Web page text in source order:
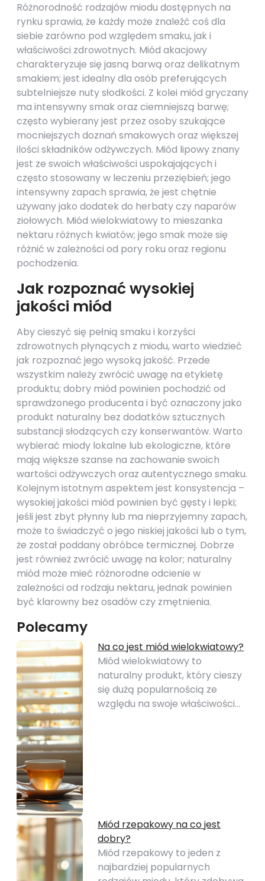
Różnorodność rodzajów miodu dostępnych na
rynku sprawia, że każdy może znaleźć coś dla
siebie zarówno pod względem smaku, jak i
właściwości zdrowotnych. Miód akacjowy
charakteryzuje się jasną barwą oraz delikatnym
smakiem; jest idealny dla osób preferujących
subtelniejsze nuty słodkości. Z kolei miód gryczany
ma intensywny smak oraz ciemniejszą barwę;
często wybierany jest przez osoby szukające
mocniejszych doznań smakowych oraz większej
ilości składników odżywczych. Miód lipowy znany
jest ze swoich właściwości uspokajających i
często stosowany w leczeniu przeziębień; jego
intensywny zapach sprawia, że jest chętnie
używany jako dodatek do herbaty czy naparów
ziołowych. Miód wielokwiatowy to mieszanka
nektaru różnych kwiatów; jego smak może się
różnić w zależności od pory roku oraz regionu
pochodzenia.
Jak rozpoznać wysokiej
jakości miód
Aby cieszyć się pełnią smaku i korzyści
zdrowotnych płynących z miodu, warto wiedzieć
jak rozpoznać jego wysoką jakość. Przede
wszystkim należy zwrócić uwagę na etykietę
produktu; dobry miód powinien pochodzić od
sprawdzonego producenta i być oznaczony jako
produkt naturalny bez dodatków sztucznych
substancji słodzących czy konserwantów. Warto
wybierać miody lokalne lub ekologiczne, które
mają większe szanse na zachowanie swoich
wartości odżywczych oraz autentycznego smaku.
Kolejnym istotnym aspektem jest konsystencja –
wysokiej jakości miód powinien być gęsty i lepki;
jeśli jest zbyt płynny lub ma nieprzyjemny zapach,
może to świadczyć o jego niskiej jakości lub o tym,
że został poddany obróbce termicznej. Dobrze
jest również zwrócić uwagę na kolor; naturalny
miód może mieć różnorodne odcienie w
zależności od rodzaju nektaru, jednak powinien
być klarowny bez osadów czy zmętnienia.
Polecamy
Na co jest miód wielokwiatowy?
Miód wielokwiatowy to
naturalny produkt, który cieszy
się dużą popularnością ze
względu na swoje właściwości…
Miód rzepakowy na co jest
dobry?
Miód rzepakowy to jeden z
najbardziej popularnych